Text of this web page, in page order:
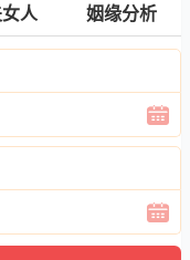
人 姻缘分析